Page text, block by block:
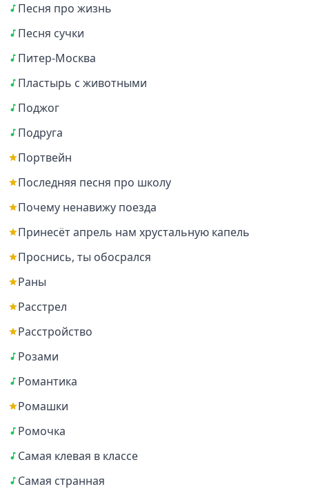
Песня про жизнь
Песня сучки
Питер-Москва
Пластырь с животными
Поджог
Подруга
Портвейн
Последняя песня про школу
Почему ненавижу поезда
Принесёт апрель нам хрустальную капель
Проснись, ты обосрался
Раны
Расстрел
Расстройство
Розами
Романтика
Ромашки
Ромочка
Самая клевая в классе
Самая странная